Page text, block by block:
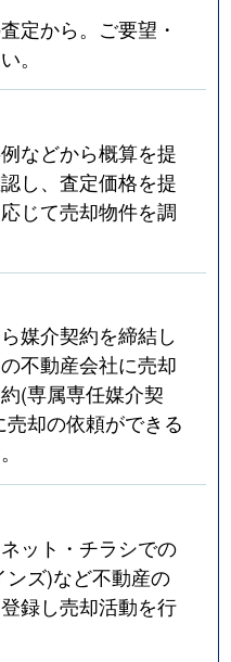
定から。ご要望・
。
などから概算を提
し、査定価格を提
じて売却物件を調
媒介契約を締結し
不動産会社に売却
(専属専任媒介契
却の依頼ができる
ット・チラシでの
ズ)など不動産の
録し売却活動を行